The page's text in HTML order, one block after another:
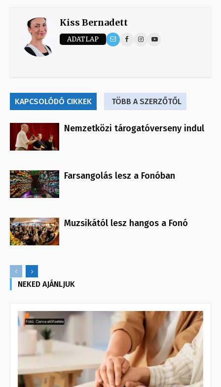
Kiss Bernadett
ADATLAP
KAPCSOLÓDÓ CIKKEK TÖBB A SZERZŐTŐL
Nemzetközi tárogatóverseny indul
Farsangolás lesz a Fonóban
Muzsikától lesz hangos a Fonó
NEKED AJÁNLJUK